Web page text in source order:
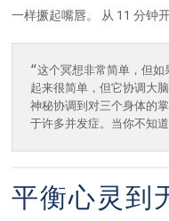
一样撅起嘴唇。 从 11 分钟
“这个冥想非常简单，但
起来很简单，但它协调大
神秘协调到对三个身体的
平衡心灵到